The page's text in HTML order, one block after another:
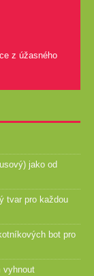
z úžasného
jako od
tvar pro každou
bot pro
vyhnout